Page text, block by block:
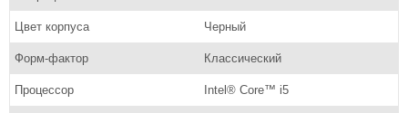
Цвет корпуса Черный
Форм-фактор Классический
Процессор Intel® Core™ i5